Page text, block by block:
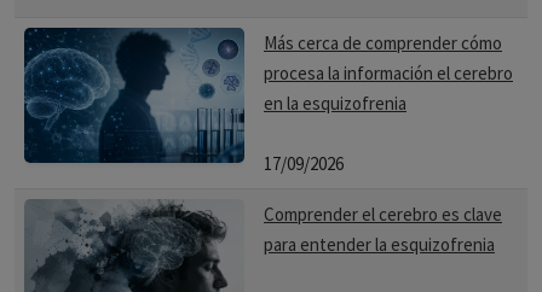
Más cerca de comprender cómo
procesa la información el cerebro
en la esquizofrenia
17/09/2026
Comprender el cerebro es clave
para entender la esquizofrenia